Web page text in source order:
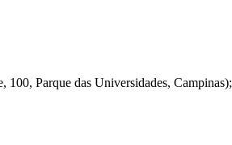
100, Parque das Universidades, Campinas);